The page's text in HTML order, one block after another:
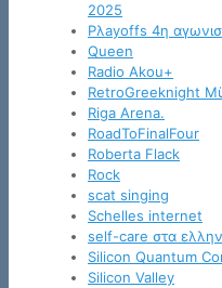
2025
Pλayoffs 4η
Queen
Radio Akou+
RetroGreeknight
Riga Arena.
RoadToFinalFour
Roberta Flack
Rock
scat singing
Schelles internet
self-care στα
Silicon Quantum
Silicon Valley